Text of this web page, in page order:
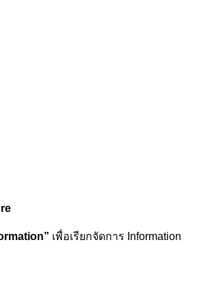
เพื่อเรียกจัดการ Information